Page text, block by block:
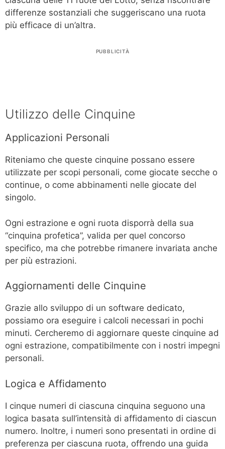
differenze sostanziali che suggeriscano una ruota
più efficace di un’altra.
PUBBLICITÀ
Utilizzo delle Cinquine
Applicazioni Personali
Riteniamo che queste cinquine possano essere
utilizzate per scopi personali, come giocate secche o
continue, o come abbinamenti nelle giocate del
singolo.
Ogni estrazione e ogni ruota disporrà della sua
“cinquina profetica”, valida per quel concorso
specifico, ma che potrebbe rimanere invariata anche
per più estrazioni.
Aggiornamenti delle Cinquine
Grazie allo sviluppo di un software dedicato,
possiamo ora eseguire i calcoli necessari in pochi
minuti. Cercheremo di aggiornare queste cinquine ad
ogni estrazione, compatibilmente con i nostri impegni
personali.
Logica e Affidamento
I cinque numeri di ciascuna cinquina seguono una
logica basata sull’intensità di affidamento di ciascun
numero. Inoltre, i numeri sono presentati in ordine di
preferenza per ciascuna ruota, offrendo una guida